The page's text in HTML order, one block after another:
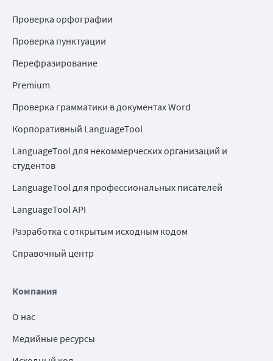
Проверка орфографии
Проверка пунктуации
Перефразирование
Premium
Проверка грамматики в документах Word
Корпоративный LanguageTool
LanguageTool для некоммерческих организаций и
студентов
LanguageTool для профессиональных писателей
LanguageTool API
Разработка с открытым исходным кодом
Справочный центр
Компания
О нас
Медийные ресурсы